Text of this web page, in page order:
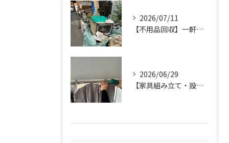
2026/07/11
【不用品回収】一軒家まるごとの片付けと物置解体
2026/06/29
【家具組み立て・設備交換】大量の組立てから設備設置まで実例紹介